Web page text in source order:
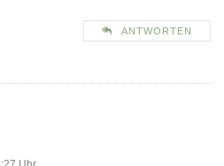
ANTWORTEN